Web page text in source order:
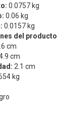
0.0757 kg
0.06 kg
0.0157 kg
del producto
cm
cm
2.1 cm
kg